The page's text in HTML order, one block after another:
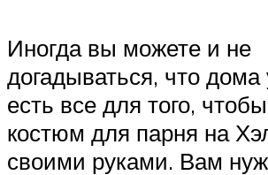
Иногда вы можете и не
догадываться, что дома
есть все для того,
костюм для парня на
своими руками. Вам